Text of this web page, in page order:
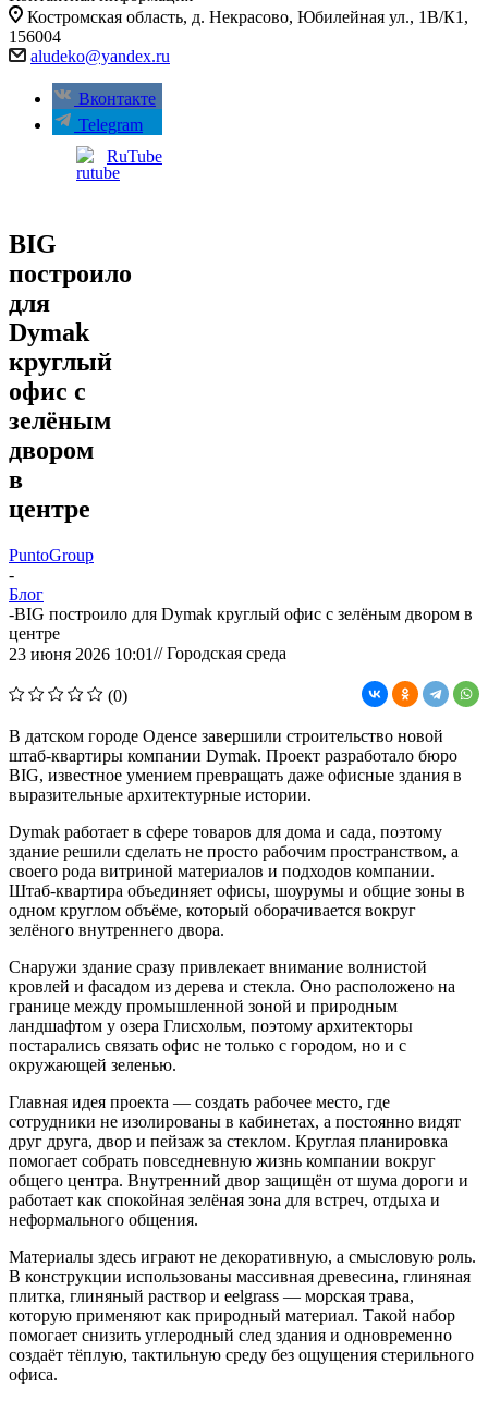
Костромская область, д. Некрасово, Юбилейная ул., 1В/К1,
156004
aludeko@yandex.ru
Вконтакте
Telegram
RuTube
BIG
построило
для
Dymak
круглый
офис с
зелёным
двором
в
центре
PuntoGroup
-
Блог
-BIG построило для Dymak круглый офис с зелёным двором в
центре
23 июня 2026 10:01// Городская среда
(0)
В датском городе Оденсе завершили строительство новой
штаб-квартиры компании Dymak. Проект разработало бюро
BIG, известное умением превращать даже офисные здания в
выразительные архитектурные истории.
Dymak работает в сфере товаров для дома и сада, поэтому
здание решили сделать не просто рабочим пространством, а
своего рода витриной материалов и подходов компании.
Штаб-квартира объединяет офисы, шоурумы и общие зоны в
одном круглом объёме, который оборачивается вокруг
зелёного внутреннего двора.
Снаружи здание сразу привлекает внимание волнистой
кровлей и фасадом из дерева и стекла. Оно расположено на
границе между промышленной зоной и природным
ландшафтом у озера Глисхольм, поэтому архитекторы
постарались связать офис не только с городом, но и с
окружающей зеленью.
Главная идея проекта — создать рабочее место, где
сотрудники не изолированы в кабинетах, а постоянно видят
друг друга, двор и пейзаж за стеклом. Круглая планировка
помогает собрать повседневную жизнь компании вокруг
общего центра. Внутренний двор защищён от шума дороги и
работает как спокойная зелёная зона для встреч, отдыха и
неформального общения.
Материалы здесь играют не декоративную, а смысловую роль.
В конструкции использованы массивная древесина, глиняная
плитка, глиняный раствор и eelgrass — морская трава,
которую применяют как природный материал. Такой набор
помогает снизить углеродный след здания и одновременно
создаёт тёплую, тактильную среду без ощущения стерильного
офиса.